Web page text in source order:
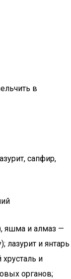
в
сапфир,
яшма и алмаз —
лазурит и янтарь
и
органов;